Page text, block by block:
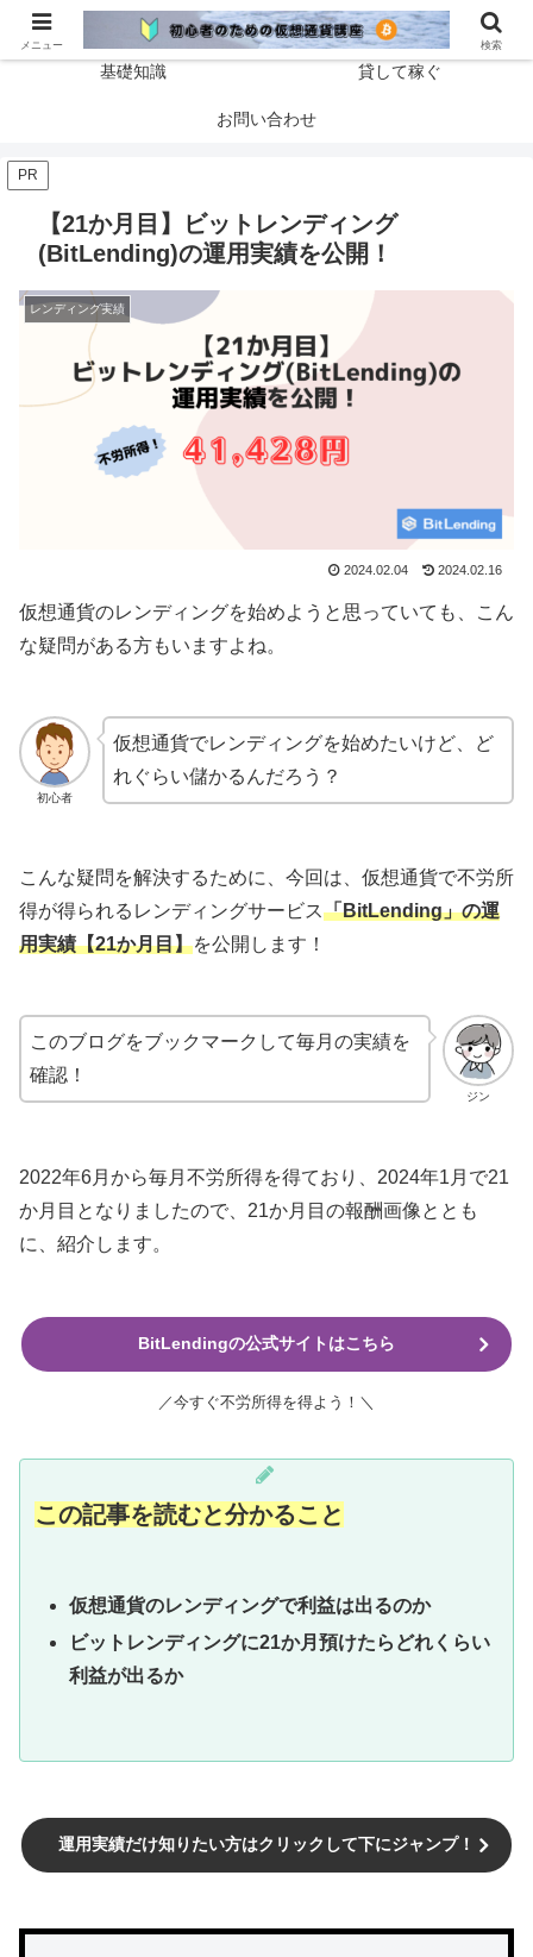
ホーム 仮想通貨の始め方
基礎知識 貸して稼ぐ
お問い合わせ
PR
【21か月目】ビットレンディング
(BitLending)の運用実績を公開！
レンディング実績
2024.02.04 2024.02.16
仮想通貨のレンディングを始めようと思っていても、こん
な疑問がある方もいますよね。
初心者
仮想通貨でレンディングを始めたいけど、ど
れぐらい儲かるんだろう？
こんな疑問を解決するために、今回は、仮想通貨で不労所
得が得られるレンディングサービス「BitLending」の運
用実績【21か月目】を公開します！
ジン
このブログをブックマークして毎月の実績を
確認！
2022年6月から毎月不労所得を得ており、2024年1月で21
か月目となりましたので、21か月目の報酬画像ととも
に、紹介します。
BitLendingの公式サイトはこちら
／今すぐ不労所得を得よう！＼
この記事を読むと分かること
仮想通貨のレンディングで利益は出るのか
ビットレンディングに21か月預けたらどれくらい
利益が出るか
運用実績だけ知りたい方はクリックして下にジャンプ！
メニュー 検索